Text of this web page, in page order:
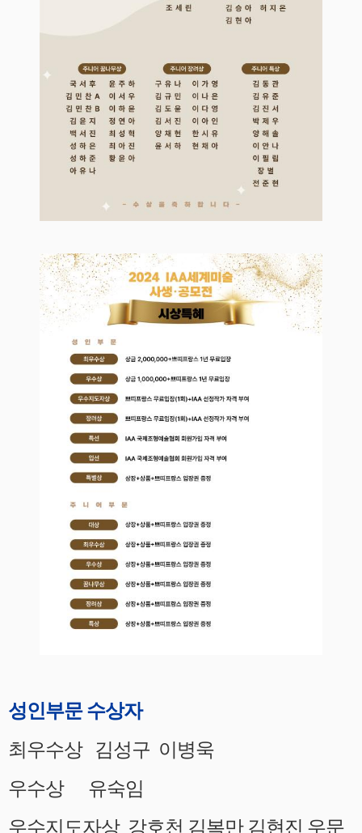
성인부문 수상자
최우수상 김성구 이병욱
우수상 유숙임
우수지도자상 강호천 김복만 김현진 우문